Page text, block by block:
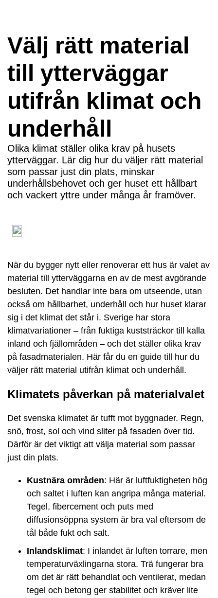
Välj rätt material
till ytterväggar
utifrån klimat och
underhåll
Olika klimat ställer olika krav på husets
ytterväggar. Lär dig hur du väljer rätt material
som passar just din plats, minskar
underhållsbehovet och ger huset ett hållbart
och vackert yttre under många år framöver.
När du bygger nytt eller renoverar ett hus är valet av
material till ytterväggarna en av de mest avgörande
besluten. Det handlar inte bara om utseende, utan
också om hållbarhet, underhåll och hur huset klarar
sig i det klimat det står i. Sverige har stora
klimatvariationer – från fuktiga kuststräckor till kalla
inland och fjällområden – och det ställer olika krav
på fasadmaterialen. Här får du en guide till hur du
väljer rätt material utifrån klimat och underhåll.
Klimatets påverkan på materialvalet
Det svenska klimatet är tufft mot byggnader. Regn,
snö, frost, sol och vind sliter på fasaden över tid.
Därför är det viktigt att välja material som passar
just din plats.
Kustnära områden: Här är luftfuktigheten hög
och saltet i luften kan angripa många material.
Tegel, fibercement och puts med
diffusionsöppna system är bra val eftersom de
tål både fukt och salt.
Inlandsklimat: I inlandet är luften torrare, men
temperaturväxlingarna stora. Trä fungerar bra
om det är rätt behandlat och ventilerat, medan
tegel och betong ger stabilitet och kräver lite